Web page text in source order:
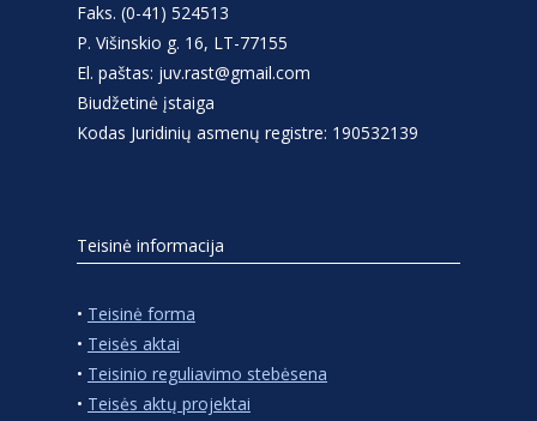
Faks. (0-41) 524513
P. Višinskio g. 16, LT-77155
El. paštas: juv.rast@gmail.com
Biudžetinė įstaiga
Kodas Juridinių asmenų registre: 190532139
Teisinė informacija
• Teisinė forma
• Teisės aktai
• Teisinio reguliavimo stebėsena
• Teisės aktų projektai